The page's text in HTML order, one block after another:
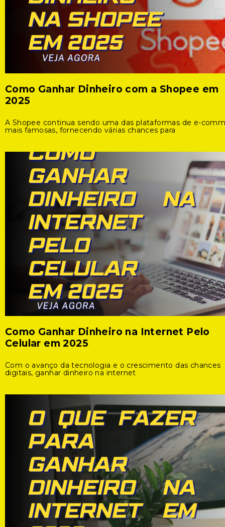
Como Ganhar Dinheiro com a Shopee em
2025
A Shopee continua sendo uma das plataformas de e-
mais famosas, fornecendo várias chances para
Como Ganhar Dinheiro na Internet Pelo
Celular em 2025
Com o avanço da tecnologia e o crescimento das chances
digitais, ganhar dinheiro na internet